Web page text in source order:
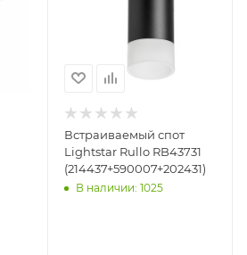
Встраиваемый спот
Lightstar Rullo RB43731
(214437+590007+202431)
В наличии: 1025